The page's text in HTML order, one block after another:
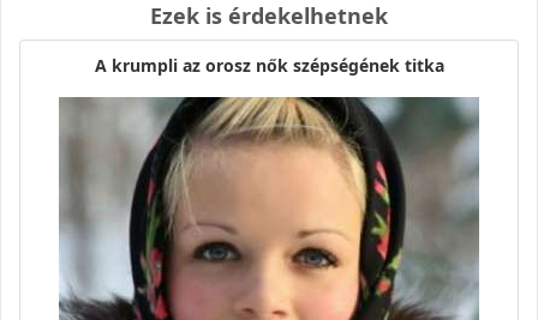
Ezek is érdekelhetnek
A krumpli az orosz nők szépségének titka